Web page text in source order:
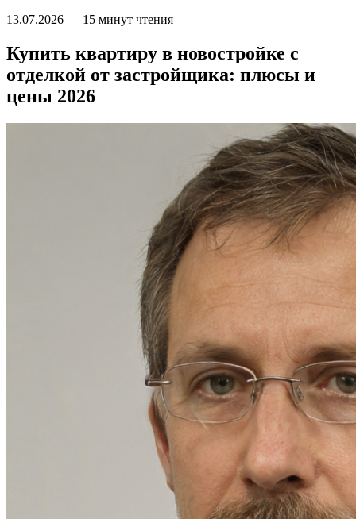
13.07.2026 — 15 минут чтения
Купить квартиру в новостройке с
отделкой от застройщика: плюсы и
цены 2026